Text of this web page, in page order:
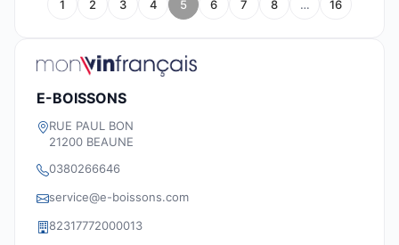
1 2 3 4 5 6 7 8 … 16
E-BOISSONS
RUE PAUL BON
21200 BEAUNE
0380266646
service@e-boissons.com
82317772000013